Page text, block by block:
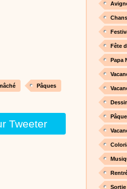
en chanson les
Pâques
Tweeter
Fête
Papa
Sortie